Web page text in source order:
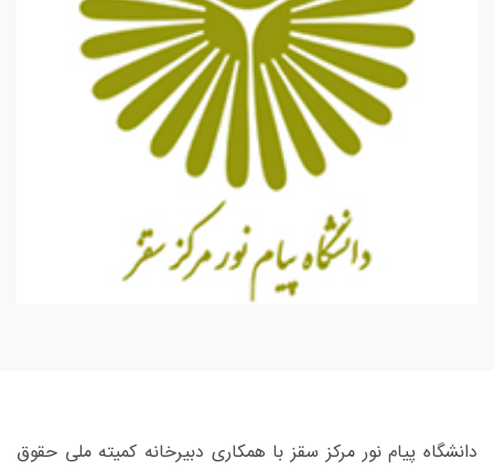
دانشگاه پیام نور مرکز سقز با همکاری دبیرخانه کمیته ملی حقوق